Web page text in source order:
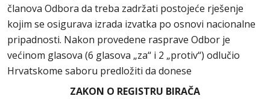
članova Odbora da treba zadržati postojeće rješenje
kojim se osigurava izrada izvatka po osnovi nacionalne
pripadnosti. Nakon provedene rasprave Odbor je
većinom glasova (6 glasova „za“ i 2 „protiv“) odlučio
Hrvatskome saboru predložiti da donese
ZAKON O REGISTRU BIRAČA